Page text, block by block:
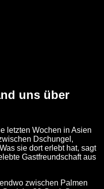
uns über
letzten Wochen in Asien
Dschungel,
sie dort erlebt hat, sagt
Gastfreundschaft aus
zwischen Palmen